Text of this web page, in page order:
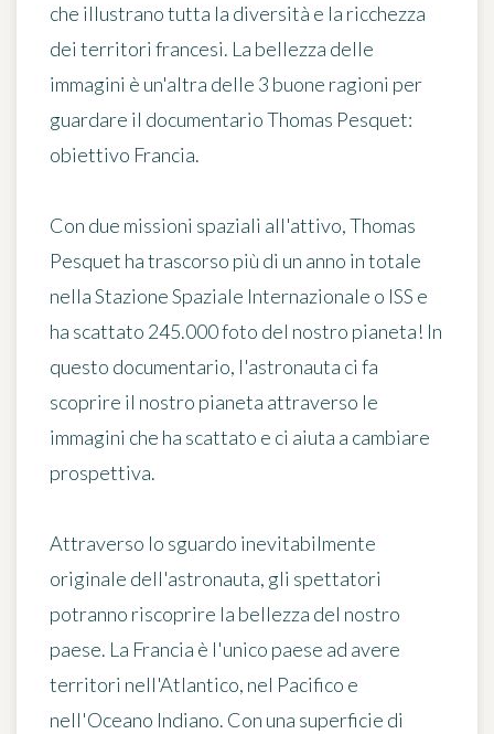
che illustrano tutta la diversità e la ricchezza
dei territori francesi. La bellezza delle
immagini è un'altra delle 3 buone ragioni per
guardare il documentario Thomas Pesquet:
obiettivo Francia.
Con due missioni spaziali all'attivo, Thomas
Pesquet ha trascorso più di un anno in totale
nella Stazione Spaziale Internazionale o ISS e
ha scattato 245.000 foto del nostro pianeta! In
questo documentario, l'astronauta ci fa
scoprire il nostro pianeta attraverso le
immagini che ha scattato e ci aiuta a cambiare
prospettiva.
Attraverso lo sguardo inevitabilmente
originale dell'astronauta, gli spettatori
potranno riscoprire la bellezza del nostro
paese. La Francia è l'unico paese ad avere
territori nell'Atlantico, nel Pacifico e
nell'Oceano Indiano. Con una superficie di